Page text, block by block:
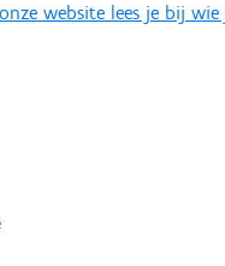
website lees je bij